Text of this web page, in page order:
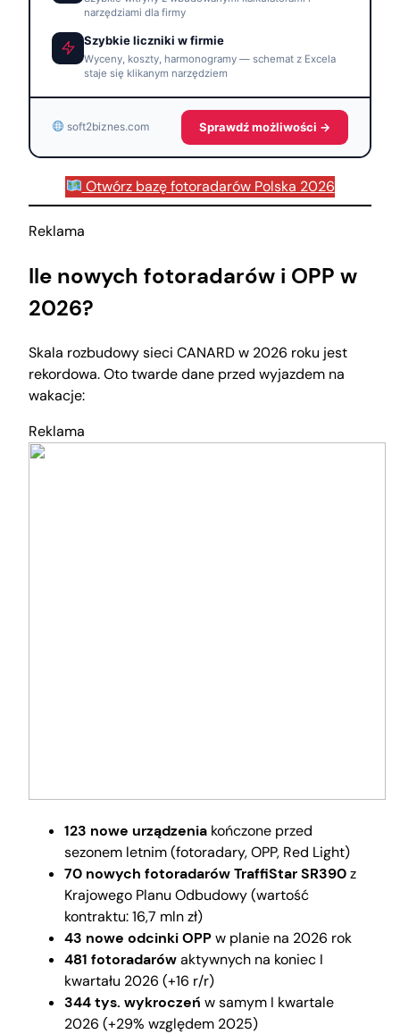
narzędziami dla firmy
Szybkie liczniki w firmie
Wyceny, koszty, harmonogramy — schemat z Excela
staje się klikanym narzędziem
soft2biznes.com Sprawdź możliwości →
Otwórz bazę fotoradarów Polska 2026
Reklama
Ile nowych fotoradarów i OPP w
2026?
Skala rozbudowy sieci CANARD w 2026 roku jest
rekordowa. Oto twarde dane przed wyjazdem na
wakacje:
Reklama
123 nowe urządzenia kończone przed
sezonem letnim (fotoradary, OPP, Red Light)
70 nowych fotoradarów TraffiStar SR390z
Krajowego Planu Odbudowy (wartość
kontraktu: 16,7 mln zł)
43 nowe odcinki OPPw planie na 2026 rok
481 fotoradarówaktywnych na koniec I
kwartału 2026 (+16 r/r)
344 tys. wykroczeń w samym I kwartale
2026 (+29% względem 2025)